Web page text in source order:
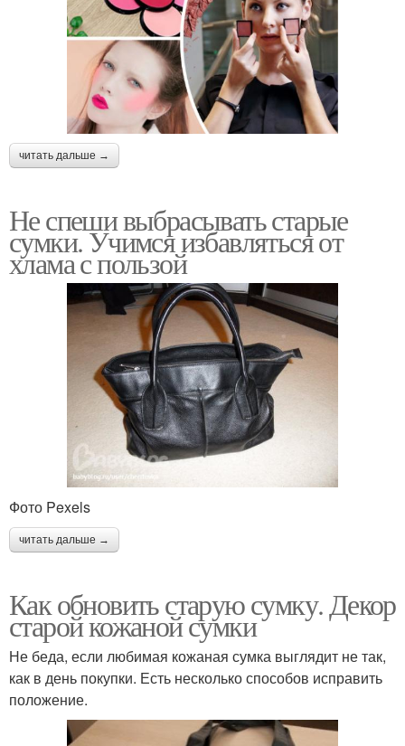
читать дальше →
Не спеши выбрасывать старые
сумки. Учимся избавляться от
хлама с пользой
Фото Pexels
читать дальше →
Как обновить старую сумку. Декор
старой кожаной сумки
Не беда, если любимая кожаная сумка выглядит не так,
как в день покупки. Есть несколько способов исправить
положение.